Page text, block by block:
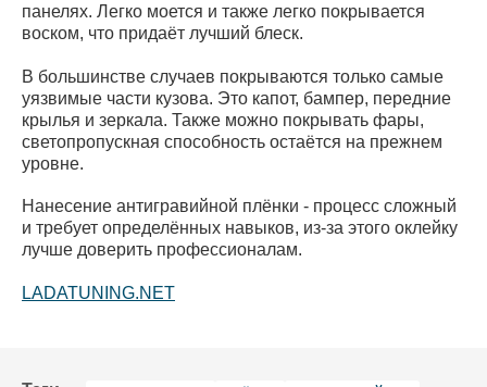
панелях. Легко моется и также легко покрывается
воском, что придаёт лучший блеск.
В большинстве случаев покрываются только самые
уязвимые части кузова. Это капот, бампер, передние
крылья и зеркала. Также можно покрывать фары,
светопропускная способность остаётся на прежнем
уровне.
Нанесение антигравийной плёнки - процесс сложный
и требует определённых навыков, из-за этого оклейку
лучше доверить профессионалам.
LADATUNING.NET